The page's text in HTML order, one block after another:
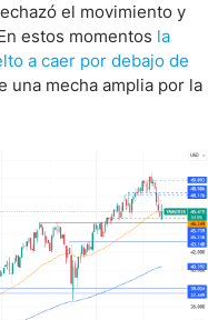
el movimiento y
estos momentos la
a caer por debajo de
una mecha amplia por la